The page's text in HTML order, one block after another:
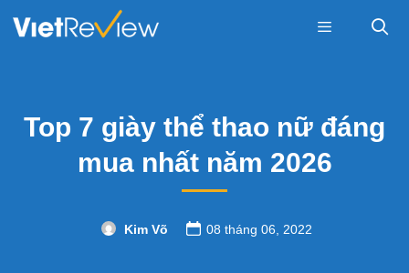
Top 7 giày thể thao nữ đáng
mua nhất năm 2026
Kim Võ 08 tháng 06, 2022